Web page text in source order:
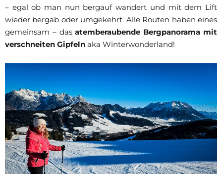
– egal ob man nun bergauf wandert und mit dem Lift
wieder bergab oder umgekehrt. Alle Routen haben eines
gemeinsam – dasatemberaubende Bergpanorama mit
verschneiten Gipfeln aka Winterwonderland!